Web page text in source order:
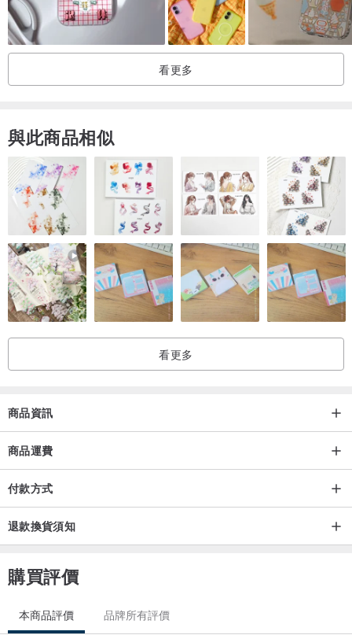
看更多
與此商品相似
看更多
商品資訊
商品運費
付款方式
退款換貨須知
購買評價
本商品評價 品牌所有評價